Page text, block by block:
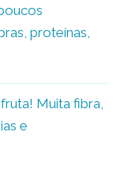
proteínas,
Muita fibra,
e